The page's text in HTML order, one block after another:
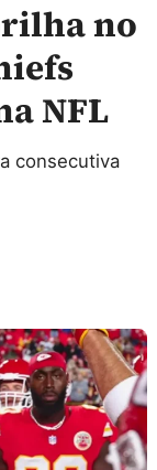
no
NFL
consecutiva